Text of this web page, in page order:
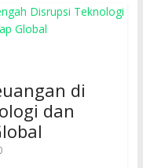
di
dan